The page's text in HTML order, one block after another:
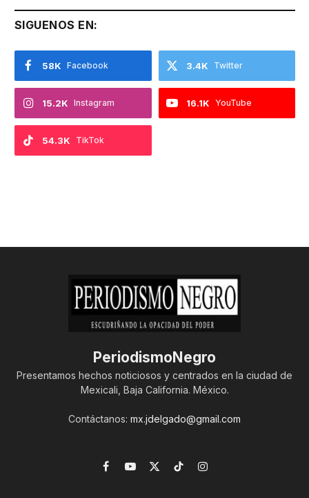
SIGUENOS EN:
Facebook
58K Twitter
3.4K
Instagram
15.2K YouTube
16.1K
TikTok
54.3K
PeriodismoNegro
Presentamos hechos noticiosos y centrados en la ciudad de
Mexicali, Baja California. México.
Contáctanos: mx.jdelgado@gmail.com
Facebook
YouTube
X
TikTokInstagram